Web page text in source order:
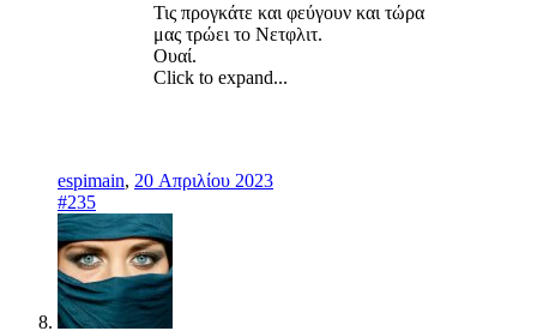
Τις προγκάτε και φεύγουν και τώρα
μας τρώει το Νετφλιτ.
Ουαί.
Click to expand...
espimain, 20 Απριλίου 2023
#235